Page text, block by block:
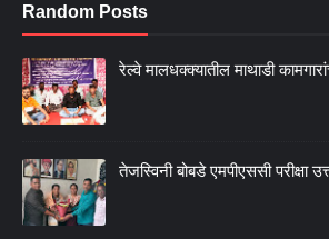
Random Posts
रेल्वे मालधक्क्यातील माथाडी
तेजस्विनी बोबडे एमपीएससी परीक्षा